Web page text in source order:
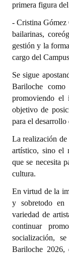
Antiguos
Bariloche,
Entrega de
REFORMA DE
primera figura
- Cristina
bailarinas,
gestión y la
cargo del
Se sigue
Bariloche
promoviendo el
objetivo de
para el
La realización de
artístico, sino el
que se necesita
cultura.
En virtud de la
y sobretodo en
variedad de
continuar
socialización,
Bariloche